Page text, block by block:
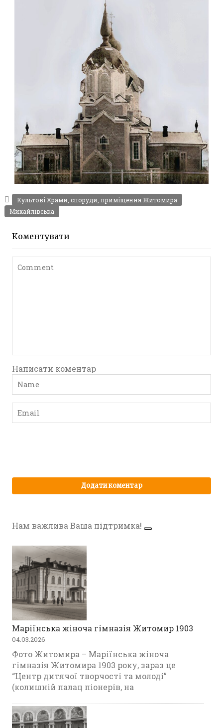
ЦЕРКВА СВ. ІОАННА МИЛОСТИВОГО В
ЖИТОМИРІ 19-ГО СТ..
Фото Житомира період
до 1917 року,Фото
Житомира періоду від 1917
року до початку Другої
світової війни.
Культові Храми, споруди, приміщення Житомира
Михайлівська
Коментувати
Написати коментар
Нам важлива Ваша підтримка!
Маріїнська жіноча гімназія Житомир 1903
04.03.2026
Фото Житомира – Маріїнська жіноча
гімназія Житомира 1903 року, зараз це
“Центр дитячої творчості та молоді”
(колишній палац піонерів, на